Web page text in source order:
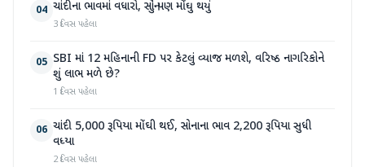
04 ચાંદીના ભાવમાં વધારો, સોનું પણ મોંઘુ થયું
3 દિવસ પહેલા
05 SBI માં 12 મહિનાની FD પર કેટલું વ્યાજ મળશે, વરિષ્ઠ નાગરિકોને
શું લાભ મળે છે?
1 દિવસ પહેલા
06 ચાંદી 5,000 રૂપિયા મોંઘી થઈ, સોનાના ભાવ 2,200 રૂપિયા સુધી
વધ્યા
2 દિવસ પહેલા